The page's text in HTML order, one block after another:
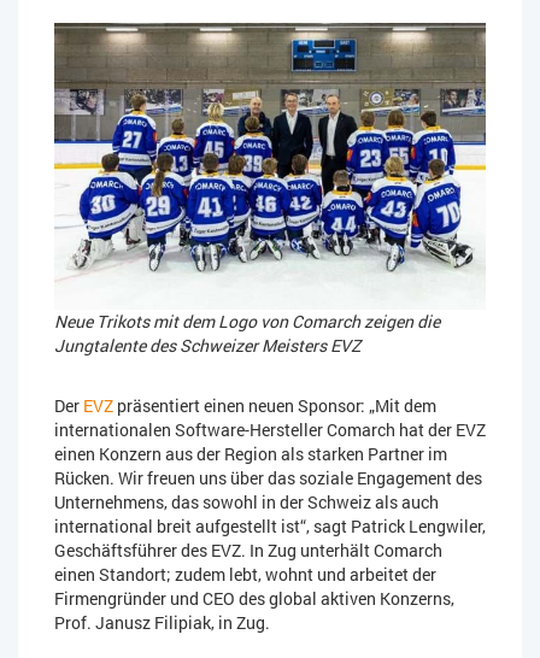
Neue Trikots mit dem Logo von Comarch zeigen die
Jungtalente des Schweizer Meisters EVZ
Der EVZ präsentiert einen neuen Sponsor: „Mit dem
internationalen Software-Hersteller Comarch hat der EVZ
einen Konzern aus der Region als starken Partner im
Rücken. Wir freuen uns über das soziale Engagement des
Unternehmens, das sowohl in der Schweiz als auch
international breit aufgestellt ist“, sagt Patrick Lengwiler,
Geschäftsführer des EVZ. In Zug unterhält Comarch
einen Standort; zudem lebt, wohnt und arbeitet der
Firmengründer und CEO des global aktiven Konzerns,
Prof. Janusz Filipiak, in Zug.